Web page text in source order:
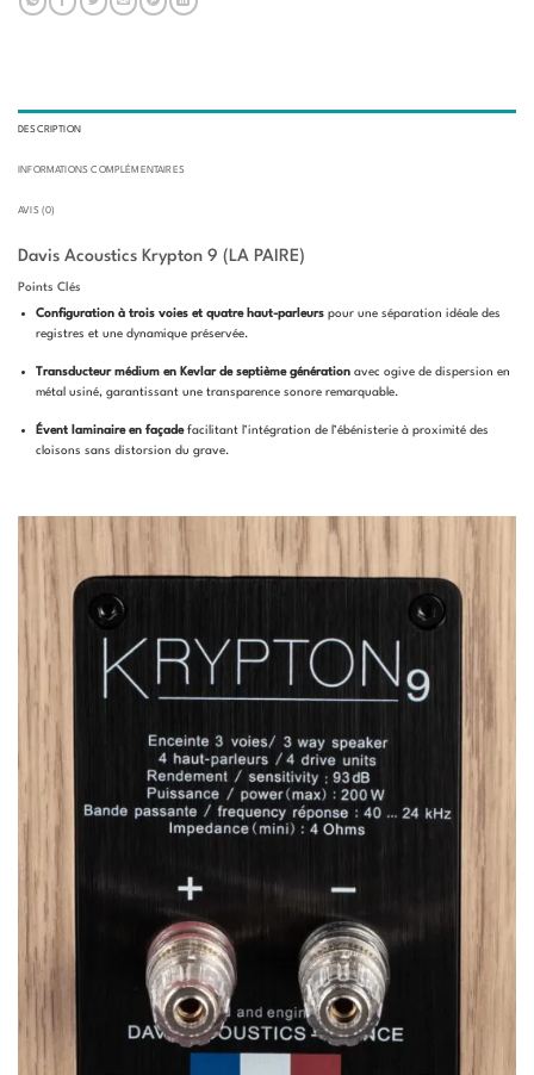
DESCRIPTION
INFORMATIONS COMPLÉMENTAIRES
AVIS (0)
Davis Acoustics Krypton 9 (LA PAIRE)
Points Clés
Configuration à trois voies et quatre haut-parleurspour une séparation idéale des
registres et une dynamique préservée.
Transducteur médium en Kevlar de septième générationavec ogive de dispersion en
métal usiné, garantissant une transparence sonore remarquable.
Évent laminaire en façadefacilitant l’intégration de l’ébénisterie à proximité des
cloisons sans distorsion du grave.